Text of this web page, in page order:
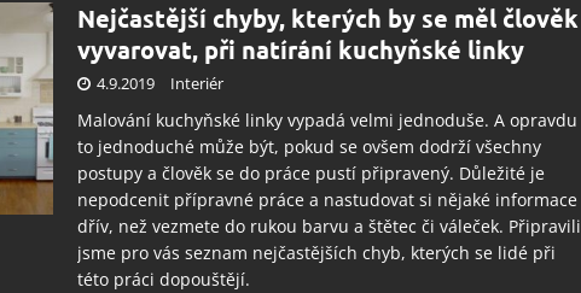
Nejčastější chyby, kterých by se měl člověk
vyvarovat, při natírání kuchyňské linky
4.9.2019 Interiér
Malování kuchyňské linky vypadá velmi jednoduše. A opravdu
to jednoduché může být, pokud se ovšem dodrží všechny
postupy a člověk se do práce pustí připravený. Důležité je
nepodcenit přípravné práce a nastudovat si nějaké informace
dřív, než vezmete do rukou barvu a štětec či váleček. Připravili
jsme pro vás seznam nejčastějších chyb, kterých se lidé při
této práci dopouštějí.